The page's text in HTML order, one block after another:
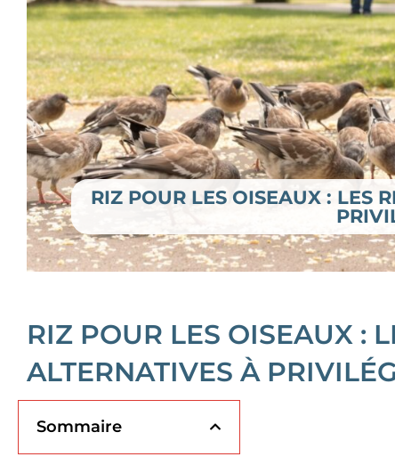
RIZ POUR LES OISEAUX : LES
RIZ POUR LES OISEAUX :
ALTERNATIVES À
Sommaire